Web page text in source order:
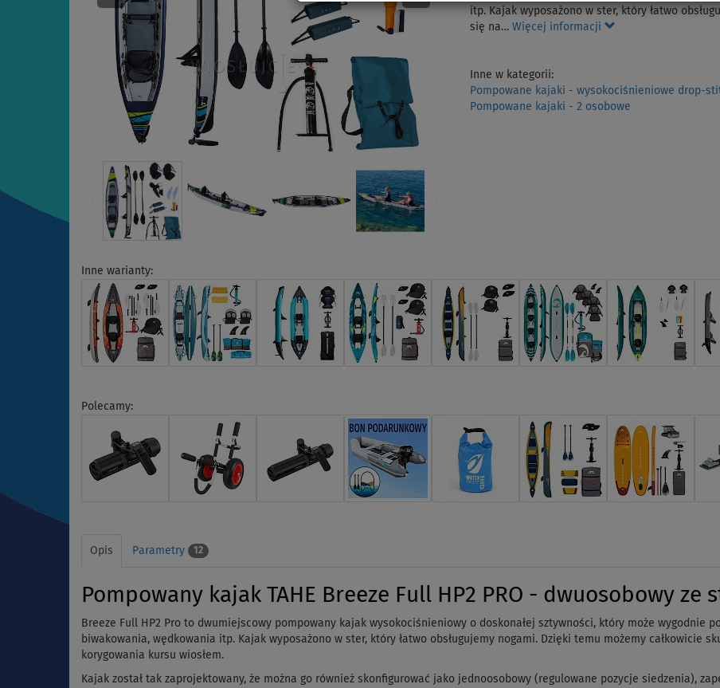
itp. Kajak wyposażono w ster, który łatwo
się na… Więcej informacji
Inne w kategorii:
Pompowane kajaki - wysokociśnieniowe drop-
Pompowane kajaki - 2 osobowe
Inne warianty:
Polecamy:
Opis Parametry 12
Pompowany kajak TAHE Breeze Full HP2 PRO - dwuosobowy ze
Breeze Full HP2 Pro to dwumiejscowy pompowany kajak wysokociśnieniowy o doskonałej sztywności, który może wygodnie
biwakowania, wędkowania itp. Kajak wyposażono w ster, który łatwo obsługujemy nogami. Dzięki temu możemy całkowicie
korygowania kursu wiosłem.
Kajak został tak zaprojektowany, że można go również skonfigurować jako jednoosobowy (regulowane pozycje siedzenia),